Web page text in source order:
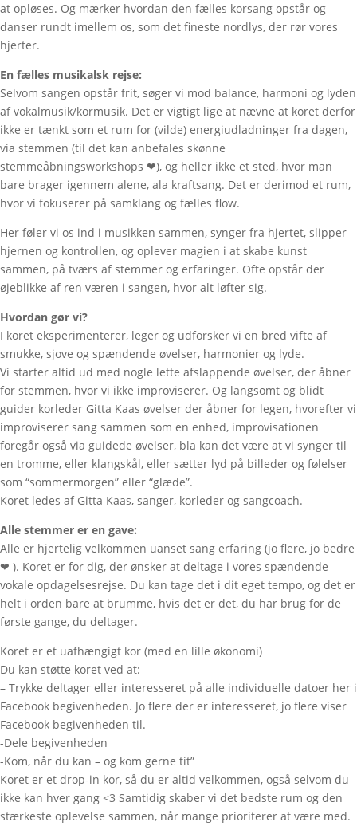
at opløses. Og mærker hvordan den fælles korsang opstår og
danser rundt imellem os, som det fineste nordlys, der rør vores
hjerter.
En fælles musikalsk rejse:
Selvom sangen opstår frit, søger vi mod balance, harmoni og lyden
af vokalmusik/kormusik. Det er vigtigt lige at nævne at koret derfor
ikke er tænkt som et rum for (vilde) energiudladninger fra dagen,
via stemmen (til det kan anbefales skønne
stemmeåbningsworkshops ❤), og heller ikke et sted, hvor man
bare brager igennem alene, ala kraftsang. Det er derimod et rum,
hvor vi fokuserer på samklang og fælles flow.
Her føler vi os ind i musikken sammen, synger fra hjertet, slipper
hjernen og kontrollen, og oplever magien i at skabe kunst
sammen, på tværs af stemmer og erfaringer. Ofte opstår der
øjeblikke af ren væren i sangen, hvor alt løfter sig.
Hvordan gør vi?
I koret eksperimenterer, leger og udforsker vi en bred vifte af
smukke, sjove og spændende øvelser, harmonier og lyde.
Vi starter altid ud med nogle lette afslappende øvelser, der åbner
for stemmen, hvor vi ikke improviserer. Og langsomt og blidt
guider korleder Gitta Kaas øvelser der åbner for legen, hvorefter vi
improviserer sang sammen som en enhed, improvisationen
foregår også via guidede øvelser, bla kan det være at vi synger til
en tromme, eller klangskål, eller sætter lyd på billeder og følelser
som “sommermorgen” eller “glæde”.
Koret ledes af Gitta Kaas, sanger, korleder og sangcoach.
Alle stemmer er en gave:
Alle er hjertelig velkommen uanset sang erfaring (jo flere, jo bedre
❤ ). Koret er for dig, der ønsker at deltage i vores spændende
vokale opdagelsesrejse. Du kan tage det i dit eget tempo, og det er
helt i orden bare at brumme, hvis det er det, du har brug for de
første gange, du deltager.
Koret er et uafhængigt kor (med en lille økonomi)
Du kan støtte koret ved at:
– Trykke deltager eller interesseret på alle individuelle datoer her i
Facebook begivenheden. Jo flere der er interesseret, jo flere viser
Facebook begivenheden til.
-Dele begivenheden
-Kom, når du kan – og kom gerne tit”
Koret er et drop-in kor, så du er altid velkommen, også selvom du
ikke kan hver gang <3 Samtidig skaber vi det bedste rum og den
stærkeste oplevelse sammen, når mange prioriterer at være med.